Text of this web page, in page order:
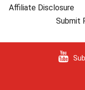
Affiliate Disclosure
Submit